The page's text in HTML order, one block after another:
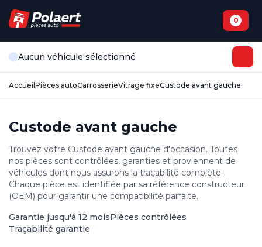
0
Aucun véhicule sélectionné
Accueil Pièces autoCarrosserieVitrage fixeCustode avant gauche
Custode avant gauche
Trouvez votre Custode avant gauche d'occasion. Toutes
nos pièces sont contrôlées, garanties et proviennent de
véhicules dont nous assurons la traçabilité complète.
Chaque pièce est identifiée par sa référence constructeur
(OEM) pour garantir une compatibilité parfaite.
Garantie jusqu'à 12 moisPièces contrôlées
Traçabilité garantie